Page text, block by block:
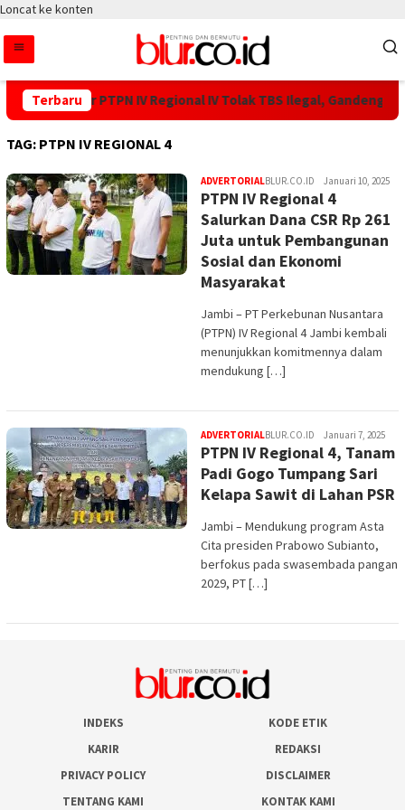
Loncat ke konten
Terbaru
Lebar PTPN IV Regional IV Tolak TBS Ilegal, Gandeng
TAG: PTPN IV REGIONAL 4
ADVERTORIALBLUR.CO.ID Januari 10, 2025
PTPN IV Regional 4
Salurkan Dana CSR Rp 261
Juta untuk Pembangunan
Sosial dan Ekonomi
Masyarakat
Jambi – PT Perkebunan Nusantara
(PTPN) IV Regional 4 Jambi kembali
menunjukkan komitmennya dalam
mendukung […]
ADVERTORIALBLUR.CO.ID Januari 7, 2025
PTPN IV Regional 4, Tanam
Padi Gogo Tumpang Sari
Kelapa Sawit di Lahan PSR
Jambi – Mendukung program Asta
Cita presiden Prabowo Subianto,
berfokus pada swasembada pangan
2029, PT […]
INDEKS
KODE ETIK
KARIR
REDAKSI
PRIVACY POLICY
DISCLAIMER
TENTANG KAMI
KONTAK KAMI